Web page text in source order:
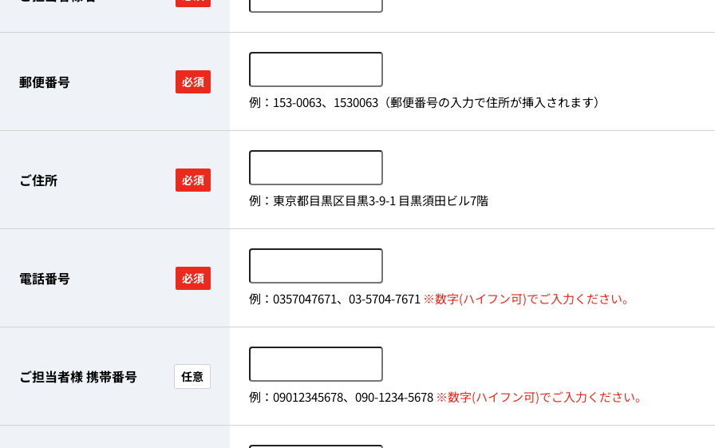
郵便番号 必須
例：153-0063、1530063（郵便番号の入力で住所が挿入されます）
ご住所 必須
例：東京都目黒区目黒3-9-1 目黒須田ビル7階
電話番号 必須
例：0357047671、03-5704-7671 ※数字(ハイフン可)でご入力ください。
ご担当者様 携帯番号 任意
例：09012345678、090-1234-5678※数字(ハイフン可)でご入力ください。